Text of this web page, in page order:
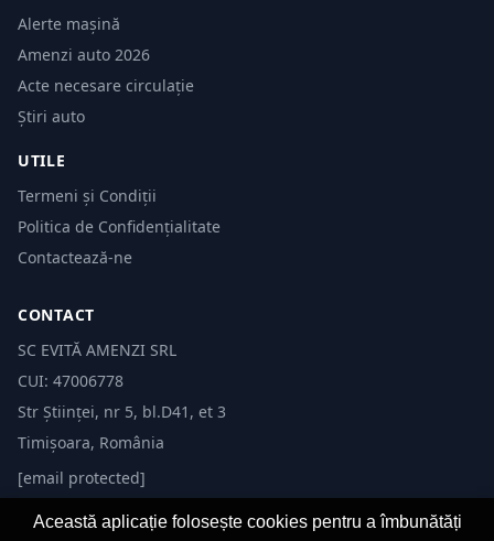
Alerte mașină
Amenzi auto 2026
Acte necesare circulație
Știri auto
UTILE
Termeni și Condiții
Politica de Confidențialitate
Contactează-ne
CONTACT
SC EVITĂ AMENZI SRL
CUI: 47006778
Str Științei, nr 5, bl.D41, et 3
Timișoara, România
[email protected]
Această aplicație folosește cookies pentru a îmbunătăți